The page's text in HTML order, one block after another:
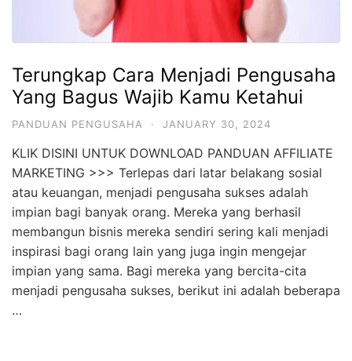
Terungkap Cara Menjadi Pengusaha
Yang Bagus Wajib Kamu Ketahui
PANDUAN PENGUSAHA · JANUARY 30, 2024
KLIK DISINI UNTUK DOWNLOAD PANDUAN AFFILIATE
MARKETING >>> Terlepas dari latar belakang sosial
atau keuangan, menjadi pengusaha sukses adalah
impian bagi banyak orang. Mereka yang berhasil
membangun bisnis mereka sendiri sering kali menjadi
inspirasi bagi orang lain yang juga ingin mengejar
impian yang sama. Bagi mereka yang bercita-cita
menjadi pengusaha sukses, berikut ini adalah beberapa
…